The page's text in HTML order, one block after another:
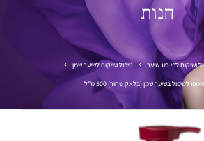
חנות
ושיקום לפי סוג שיער טיפול ושיקום לשיער שמן
שמפו לטיפול בשיער שמן (בלאק שחור) 500 מ"ל